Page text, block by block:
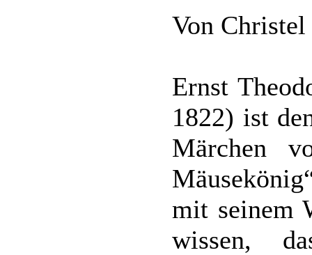
Von Christel
Ernst
1822) ist
Märchen
mit seinem
wissen,